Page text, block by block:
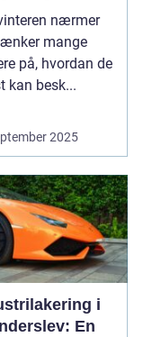
nærmer
mange
på, hvordan de
kan besk...
2025
i
En